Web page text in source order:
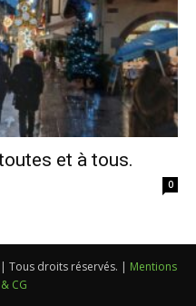
sans-
voix
et à tous.
0
Tous droits réservés. | Mentions
CG